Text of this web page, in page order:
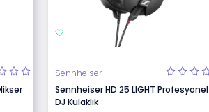
Sennheiser
Sennheiser HD 25 LIGHT Profesyonel
DJ Kulaklık